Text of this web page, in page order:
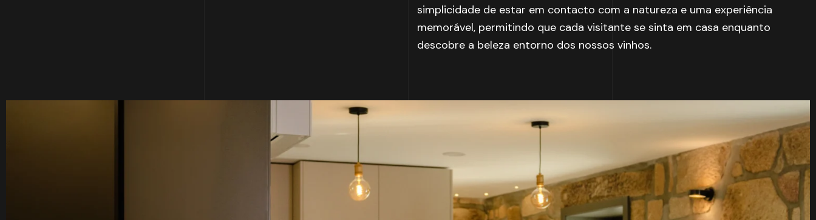
simplicidade de estar em contacto com a natureza e uma experiência
memorável, permitindo que cada visitante se sinta em casa enquanto
descobre a beleza entorno dos nossos vinhos.